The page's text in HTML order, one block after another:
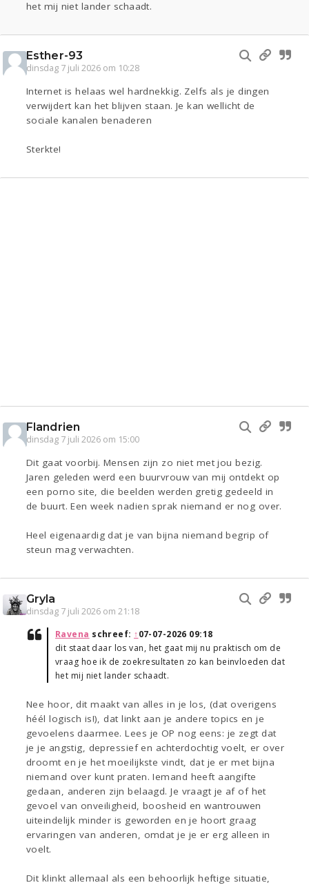
het mij niet lander schaadt.
Esther-93
dinsdag 7 juli 2026 om 10:28
Internet is helaas wel hardnekkig. Zelfs als je dingen
verwijdert kan het blijven staan. Je kan wellicht de
sociale kanalen benaderen
Sterkte!
Flandrien
dinsdag 7 juli 2026 om 15:00
Dit gaat voorbij. Mensen zijn zo niet met jou bezig.
Jaren geleden werd een buurvrouw van mij ontdekt op
een porno site, die beelden werden gretig gedeeld in
de buurt. Een week nadien sprak niemand er nog over.
Heel eigenaardig dat je van bijna niemand begrip of
steun mag verwachten.
Gryla
dinsdag 7 juli 2026 om 21:18
Ravena schreef: ↑07-07-2026 09:18
dit staat daar los van, het gaat mij nu praktisch om de
vraag hoe ik de zoekresultaten zo kan beinvloeden dat
het mij niet lander schaadt.
Nee hoor, dit maakt van alles in je los, (dat overigens
héél logisch is!), dat linkt aan je andere topics en je
gevoelens daarmee. Lees je OP nog eens: je zegt dat
je je angstig, depressief en achterdochtig voelt, er over
droomt en je het moeilijkste vindt, dat je er met bijna
niemand over kunt praten. Iemand heeft aangifte
gedaan, anderen zijn belaagd. Je vraagt je af of het
gevoel van onveiligheid, boosheid en wantrouwen
uiteindelijk minder is geworden en je hoort graag
ervaringen van anderen, omdat je je er erg alleen in
voelt.
Dit klinkt allemaal als een behoorlijk heftige situatie,